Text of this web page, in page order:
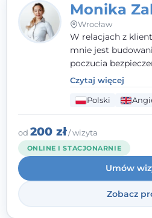
Monika
Wrocław
W relacjach z
mnie jest
poczucia
poznawczo-
które koncentrują
(TSR). Te polegają
zamierzonych
rozwiązania
identyfikowanie i
oraz mocnych
pracy korzystam
motywacyjnego i
Czytaj więcej
Polski
od 200 zł/ wizyta
ONLINE I STACJONARNIE
Umów
Zobacz